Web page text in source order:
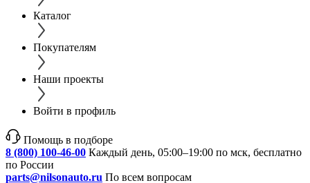
Каталог
Покупателям
Наши проекты
Войти в профиль
Помощь в подборе
8 (800) 100-46-00 Каждый день, 05:00–19:00 по мск, бесплатно
по России
parts@nilsonauto.ru По всем вопросам